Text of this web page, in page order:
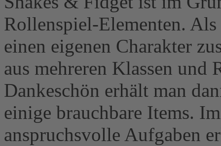
Rollenspiel-Elementen.
einen eigenen Charakter
aus mehreren Klassen und
Dankeschön erhält man
einige brauchbare Items.
anspruchsvolle Aufgaben